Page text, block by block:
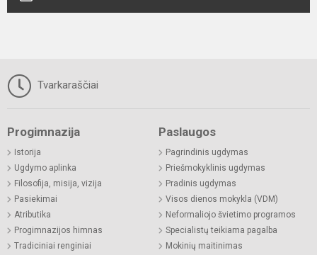
Tvarkaraščiai
Progimnazija
Istorija
Ugdymo aplinka
Filosofija, misija, vizija
Pasiekimai
Atributika
Progimnazijos himnas
Tradiciniai renginiai
Paslaugos
Pagrindinis ugdymas
Priešmokyklinis ugdymas
Pradinis ugdymas
Visos dienos mokykla (VDM)
Neformaliojo švietimo programos
Specialistų teikiama pagalba
Mokinių maitinimas